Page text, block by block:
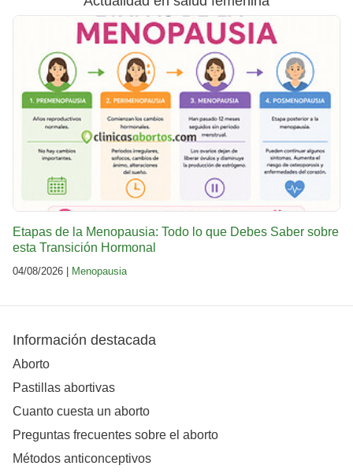
Etapas de la Menopausia: Todo lo que Debes Saber sobre
esta Transición Hormonal
04/08/2026 | Menopausia
Información destacada
Aborto
Pastillas abortivas
Cuanto cuesta un aborto
Preguntas frecuentes sobre el aborto
Métodos anticonceptivos